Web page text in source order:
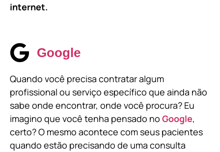
internet.
Google
Quando você precisa contratar algum
profissional ou serviço específico que ainda não
sabe onde encontrar, onde você procura? Eu
imagino que você tenha pensado no Google,
certo? O mesmo acontece com seus pacientes
quando estão precisando de uma consulta